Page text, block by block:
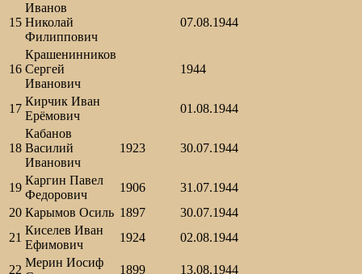
15
Иванов
Николай
Филиппович
07.08.1944
16
Крашенинников
Сергей
Иванович
1944
17
Кирчик Иван
Ерёмович
01.08.1944
18
Кабанов
Василий
Иванович
1923 30.07.1944
19
Каргин Павел
Федорович
1906
31.07.1944
20 Карымов Осиль 1897
30.07.1944
21
Киселев Иван
Ефимович
1924 02.08.1944
22
Мерин Иосиф
1899 13.08.1944